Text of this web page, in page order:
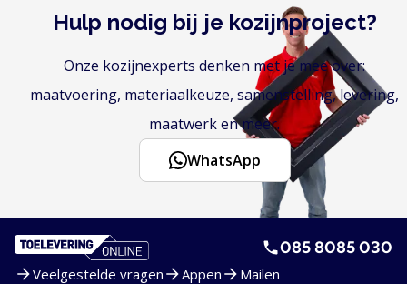
Hulp nodig bij je kozijnproject?
Onze kozijnexperts denken met je mee over:
maatvoering, materiaalkeuze, samenstelling, levering,
maatwerk en meer.
WhatsApp
085 8085 030
Veelgestelde vragen Appen Mailen